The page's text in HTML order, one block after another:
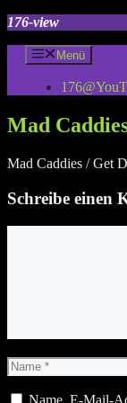
Zum
springen
176-view
Menü
Mad
Mad Caddies / Get
Schreibe einen
Name
Name, E-Mail-